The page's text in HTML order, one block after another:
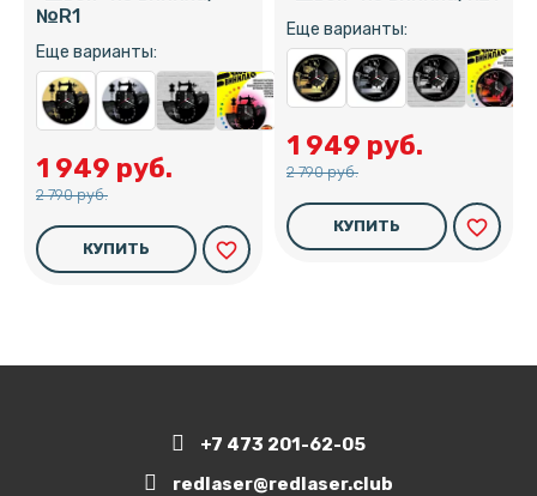
№R1
Еще варианты:
1 949 руб.
2 790 руб.
КУПИТЬ favorite_border
Еще варианты:
1 949 руб.
2 790 руб.
КУПИТЬ favorite_border
+7 473 201-62-05
redlaser@redlaser.club